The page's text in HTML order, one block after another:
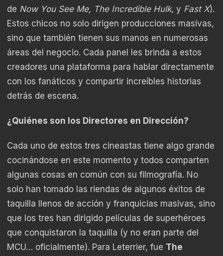
de Now You See Me, The Incredible Hulk, y Fast X).
Estos chicos no solo dirigen producciones masivas,
sino que también tienen sus manos en numerosas
áreas del negocio. Cada panel les brinda a estos
creadores una plataforma para hablar directamente
con los fanáticos y compartir increíbles historias
detrás de escena.
¿Quiénes son los Directores en Dirección?
Cada uno de estos tres cineastas tiene algo grande
cocinándose en este momento y todos comparten
algunas cosas en común con su filmografía. No
solo han tomado las riendas de algunos éxitos de
taquilla llenos de acción y franquicias masivas, sino
que los tres han dirigido películas de superhéroes
que conquistaron la taquilla (y no eran parte del
MCU… oficialmente). Para Leterrier, fue The